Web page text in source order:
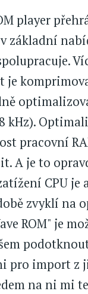
player
základní
je
kHz).
pracovní
A je to
CPU je
zvyklí na
ROM" je
import z
na ni mi